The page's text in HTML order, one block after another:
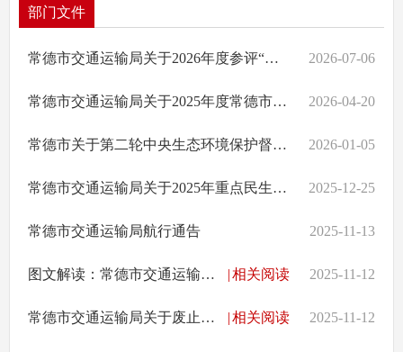
部门文件
常德市交通运输局关于2026年度参评“湖南省最美农村路” 推荐名单的公示 2026-07-06
常德市交通运输局关于2025年度常德市公路设计施工企业信用评价结果的公示 2026-04-20
常德市关于第二轮中央生态环境保护督察反馈交通主要依赖公路运输问题整改完成情况的公示 2026-01-05
常德市交通运输局关于2025年重点民生实事项目完成情况的公示 2025-12-25
常德市交通运输局航行通告 2025-11-13
|相关阅读
图文解读：常德市交通运输局关于《常德市交通运输局关于废止<常德市交通运输局关于印发常德市交通运输领域安全生产举报奖励管理办法（试行）的通知>等两件规范性文件的通告》 2025-11-12
|相关阅读
常德市交通运输局关于废止《常德市交通运输局关于印发<常德市交通运输领域安全生产举报奖励管理办法（试行）>的通知》等两件规范性文件的通告 2025-11-12